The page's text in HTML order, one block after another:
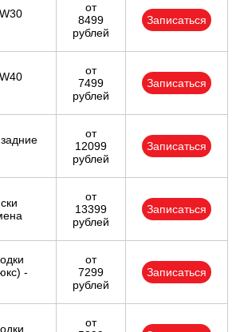
от
8499
рублей
Записаться
от
7499
рублей
Записаться
от
12099
рублей
Записаться
от
13399
рублей
Записаться
-
от
7299
рублей
Записаться
от